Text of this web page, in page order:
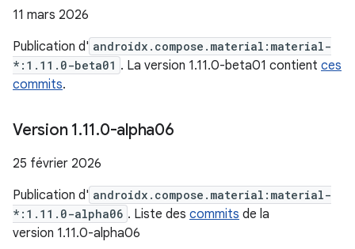
11 mars 2026
Publication d' androidx.compose.material:material-
*:1.11.0-beta01 . La version 1.11.0-beta01 contient ces
commits.
Version 1.11.0-alpha06
25 février 2026
Publication d' androidx.compose.material:material-
*:1.11.0-alpha06 . Liste des commits de la
version 1.11.0-alpha06